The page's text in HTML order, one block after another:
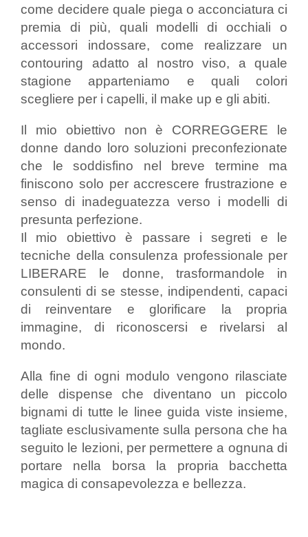
come decidere quale piega o acconciatura ci
premia di più, quali modelli di occhiali o
accessori indossare, come realizzare un
contouring adatto al nostro viso, a quale
stagione apparteniamo e quali colori
scegliere per i capelli, il make up e gli abiti.
Il mio obiettivo non è CORREGGERE le
donne dando loro soluzioni preconfezionate
che le soddisfino nel breve termine ma
finiscono solo per accrescere frustrazione e
senso di inadeguatezza verso i modelli di
presunta perfezione.
Il mio obiettivo è passare i segreti e le
tecniche della consulenza professionale per
LIBERARE le donne, trasformandole in
consulenti di se stesse, indipendenti, capaci
di reinventare e glorificare la propria
immagine, di riconoscersi e rivelarsi al
mondo.
Alla fine di ogni modulo vengono rilasciate
delle dispense che diventano un piccolo
bignami di tutte le linee guida viste insieme,
tagliate esclusivamente sulla persona che ha
seguito le lezioni, per permettere a ognuna di
portare nella borsa la propria bacchetta
magica di consapevolezza e bellezza.